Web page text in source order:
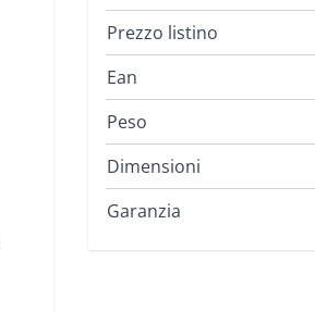
Prezzo listino
Ean
Peso
Dimensioni
Garanzia